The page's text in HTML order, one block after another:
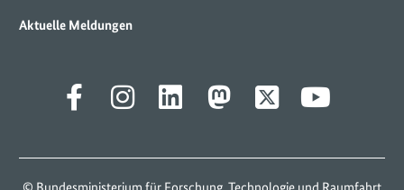
Aktuelle Meldungen